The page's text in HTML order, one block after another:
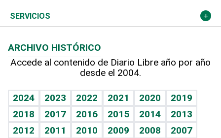
Resto del mundo
Economía personal
Podcast Arte Libre
Hablando con el pediatra
Vida y familia
Eñe
Celebrando la vida
Más deportes
Línea de hit
TBT Deportivo
Columnistas
Más firmas
Cambio climático
Opinión
Hecho en casa
Guía del dinero
SERVICIOS
Cumpleaños
Horóscopos
Crucigramas
ARCHIVO HISTÓRICO
Accede al contenido de Diario Libre año por año
desde el 2004.
2024 2023 2022 2021 2020
2019
2018
2017 2016 2015 2014
2013
2012
2011 2010 2009 2008
2007